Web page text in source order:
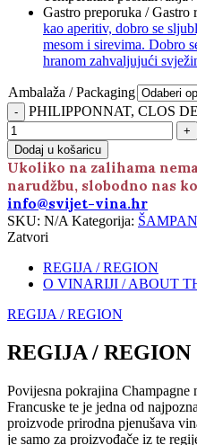
Gastro preporuka / Gastro
kao aperitiv, dobro se
mesom i sirevima. Dobro
hranom zahvaljujući
Ambalaža / Packaging
PHILIPPONNAT, CLOS
Dodaj u košaricu
Ukoliko na zalihama
narudžbu, slobodno nas
info@svijet-vina.hr
SKU: N/A Kategorija:
Zatvori
REGIJA / REGION
O VINARIJI / ABOUT
REGIJA / REGION
REGIJA / REGION
Povijesna pokrajina Champagne
Francuske te je jedna od
proizvode prirodna pjenušava
je samo za proizvođače iz te